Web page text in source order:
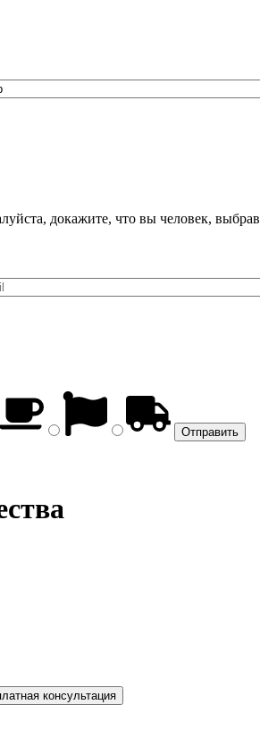
докажите, что вы человек, выбрав